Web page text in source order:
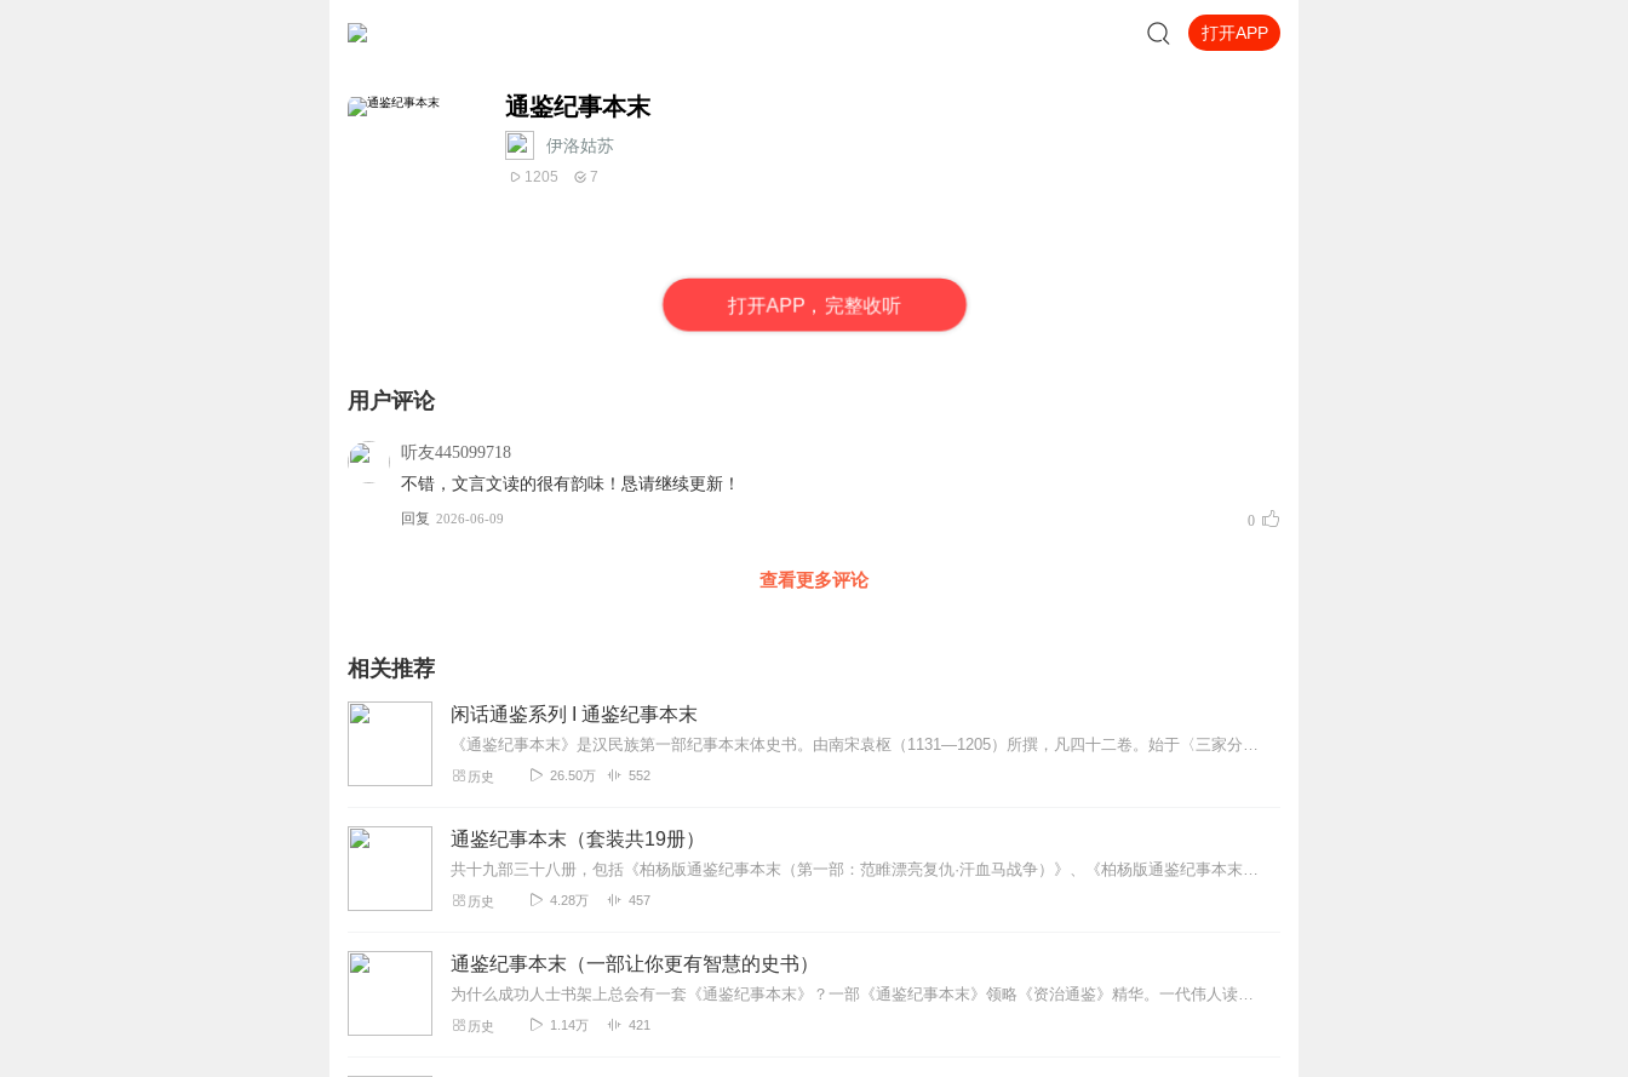
打开APP
通鉴纪事本末
伊洛姑苏
1205 7
打开APP，完整收听
用户评论
听友445099718
不错，文言文读的很有韵味！恳请继续更新！
回复 2026-06-09 0
查看更多评论
相关推荐
闲话通鉴系列 I 通鉴纪事本末
《通鉴纪事本末》是汉民族第一部纪事本末体史书。由南宋袁枢（1131—1205）所撰，凡四十二卷。始于〈三家分晋〉，终于〈周世宗之征淮南〉，共1300多年。文字全...
历史 26.50万 552
通鉴纪事本末（套装共19册）
共十九部三十八册，包括《柏杨版通鉴纪事本末（第一部：范睢漂亮复仇·汗血马战争）》、《柏杨版通鉴纪事本末（第二部：巫蛊恐怖·巨星赵合德）》、《柏杨版通鉴纪事本末（...
历史 4.28万 457
通鉴纪事本末（一部让你更有智慧的史书）
为什么成功人士书架上总会有一套《通鉴纪事本末》？一部《通鉴纪事本末》领略《资治通鉴》精华。一代伟人读了十几遍。他说，读史必看《资治通鉴》。它是历代君王的必修教科...
历史 1.14万 421